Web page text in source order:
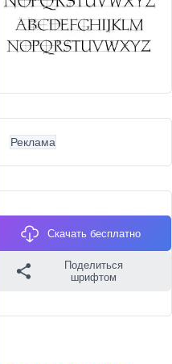
Реклама
Скачать бесплатно
Поделиться
шрифтом